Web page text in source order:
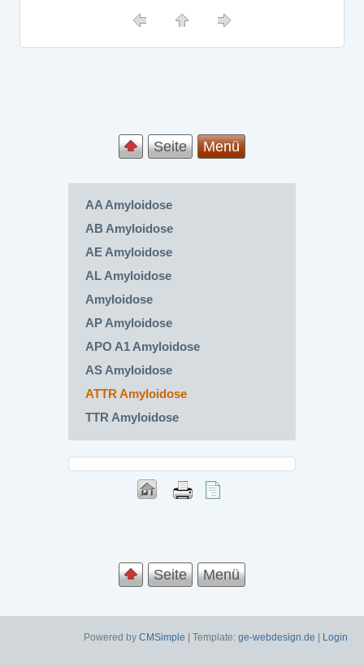
Seite Menü
AA Amyloidose
AB Amyloidose
AE Amyloidose
AL Amyloidose
Amyloidose
AP Amyloidose
APO A1 Amyloidose
AS Amyloidose
ATTR Amyloidose
TTR Amyloidose
Seite Menü
Powered by CMSimple | Template: ge-webdesign.de Login